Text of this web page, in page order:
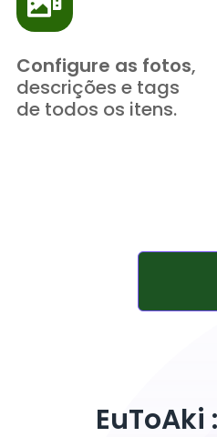
Configure as fotos,
descrições e tags
de todos os itens.